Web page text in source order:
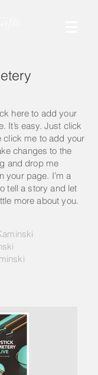
here to add your
It’s easy. Just click
click me to add your
changes to the
and drop me
your page. I’m a
tell a story and let
more about you.